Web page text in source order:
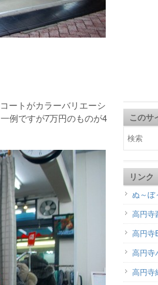
ートがカラーバリエーシ
例ですが7万円のものが4
このサ
リンク
ぬ～ぼ
高円寺
高円寺
高円寺
高円寺